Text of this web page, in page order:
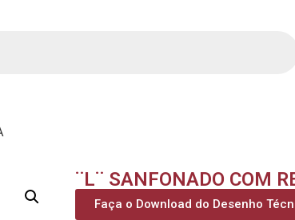
¨L¨ SANFONADO COM
Faça o Download do Desenho